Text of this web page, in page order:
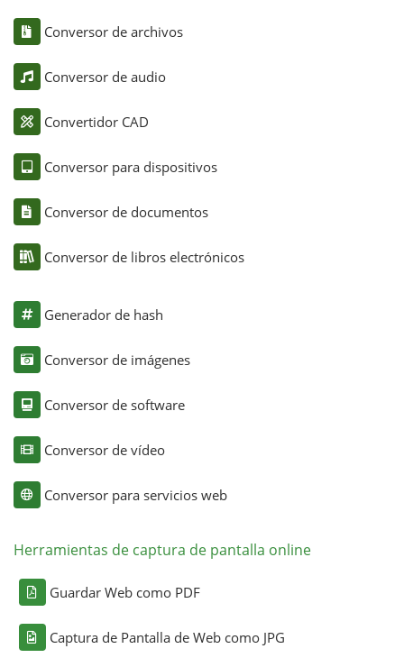
Conversor de archivos
Conversor de audio
Convertidor CAD
Conversor para dispositivos
Conversor de documentos
Conversor de libros electrónicos
Generador de hash
Conversor de imágenes
Conversor de software
Conversor de vídeo
Conversor para servicios web
Herramientas de captura de pantalla online
Guardar Web como PDF
Captura de Pantalla de Web como JPG